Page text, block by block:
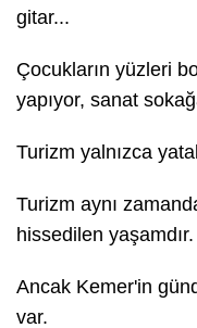
gitar...
Çocukların yüzleri
yapıyor, sanat
Turizm yalnızca
Turizm aynı
hissedilen yaşamdır.
Ancak Kemer'in
var.